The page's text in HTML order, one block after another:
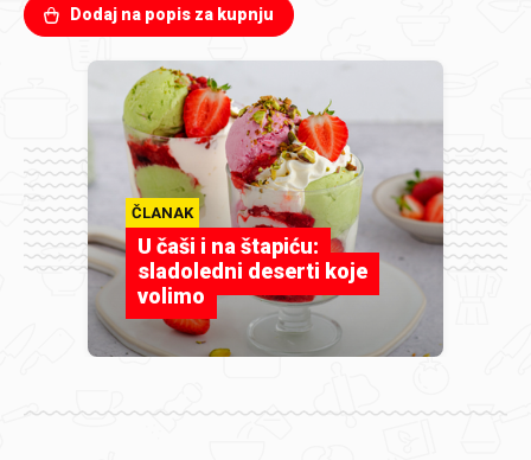
Dodaj na popis za kupnju
ČLANAK
U čaši i na štapiću:
sladoledni deserti koje
volimo